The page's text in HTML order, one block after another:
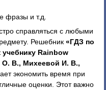
фразы и т.д.
справляться с любыми
Решебник «ГДЗ по
учебнику Rainbow
В., Михеевой И. В.,
экономить время при
оценки. Этот важно